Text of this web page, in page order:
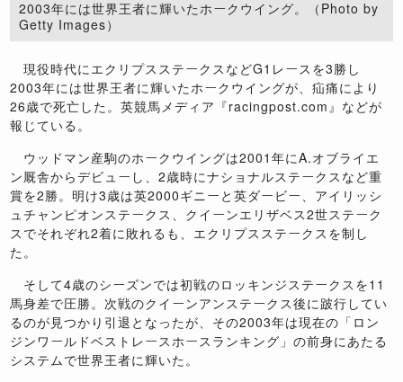
2003年には世界王者に輝いたホークウイング。（Photo by
Getty Images）
現役時代にエクリプスステークスなどG1レースを3勝し
2003年には世界王者に輝いたホークウイングが、疝痛により
26歳で死亡した。英競馬メディア『racingpost.com』などが
報じている。
ウッドマン産駒のホークウイングは2001年にA.オブライエ
ン厩舎からデビューし、2歳時にナショナルステークスなど重
賞を2勝。明け3歳は英2000ギニーと英ダービー、アイリッシ
ュチャンピオンステークス、クイーンエリザベス2世ステーク
スでそれぞれ2着に敗れるも、エクリプスステークスを制し
た。
そして4歳のシーズンでは初戦のロッキンジステークスを11
馬身差で圧勝。次戦のクイーンアンステークス後に跛行してい
るのが見つかり引退となったが、その2003年は現在の「ロン
ジンワールドベストレースホースランキング」の前身にあたる
システムで世界王者に輝いた。